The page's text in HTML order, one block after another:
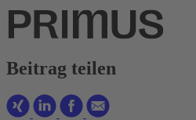
Beitrag teilen